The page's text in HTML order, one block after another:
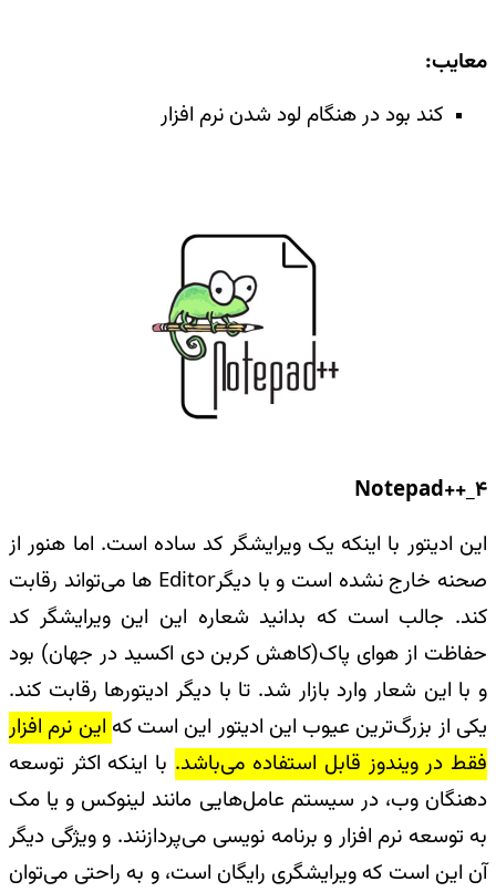
معایب:
کند بود در هنگام لود شدن نرم افزار
Notepad++_4
این ادیتور با اینکه یک ویرایشگر‌ کد ساده است. اما هنور از
صحنه خارج نشده است و با دیگرEditor ها می‌تواند رقابت
کند. جالب است که بدانید شعاره این این ویرایشگر کد
حفاظت از هوای پاک(کاهش کربن دی اکسید در جهان) بود
و با این شعار وارد بازار شد. تا با دیگر ادیتورها رقابت کند.
یکی از بزرگ‌ترین عیوب این ادیتور این است که این نرم افزار
فقط در ویندوز قابل استفاده می‌باشد. با اینکه اکثر توسعه
دهنگان وب، در سیستم عامل‌هایی مانند لینوکس و یا مک
به توسعه نرم افزار و برنامه نویسی می‌پردازنند. و ویژگی دیگر
آن این است که ویرایشگری رایگان است، و به راحتی می‌توان